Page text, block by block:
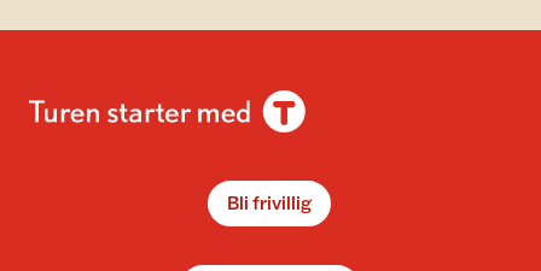
Bli frivillig